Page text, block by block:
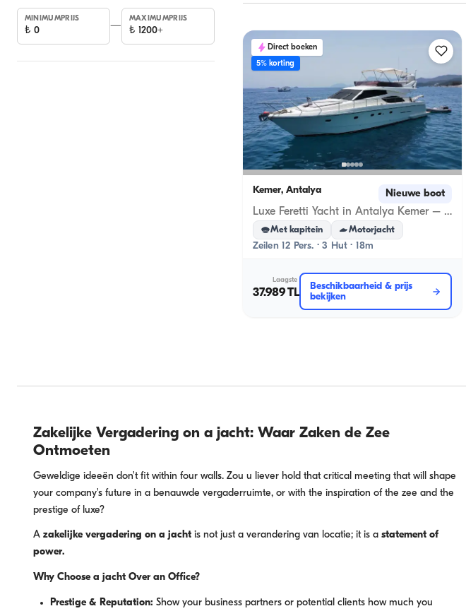
MINIMUMPRIJS
₺ 0
—
MAXIMUMPRIJS
₺ 1200+
Direct boeken
5% korting
Kemer, Antalya Nieuwe boot
Luxe Feretti Yacht in Antalya Kemer – Sail in Style!
Met kapitein Motorjacht
Zeilen 12 Pers. · 3 Hut · 18m
Laagste
37.989 TL
Beschikbaarheid & prijs
bekijken
Zakelijke Vergadering on a jacht: Waar Zaken de Zee
Ontmoeten
Geweldige ideeën don't fit within four walls. Zou u liever hold that critical meeting that will shape
your company's future in a benauwde vergaderruimte, or with the inspiration of the zee and the
prestige of luxe?
Azakelijke vergadering on a jacht is not just a verandering van locatie; it is astatement of
power.
Why Choose a jacht Over an Office?
Prestige & Reputation: Show your business partners or potential clients how much you